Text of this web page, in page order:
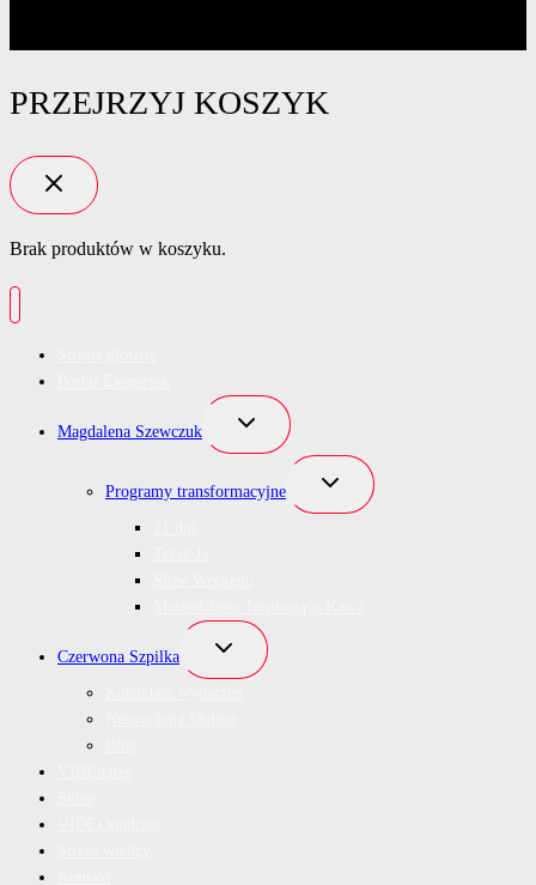
PRZEJRZYJ KOSZYK
Brak produktów w koszyku.
Magdalena Szewczuk
Przełącz
menu
podrzędne
Programy transformacyjne
Przełącz
menu
podrzędne
Czerwona Szpilka
Przełącz
menu
podrzędne